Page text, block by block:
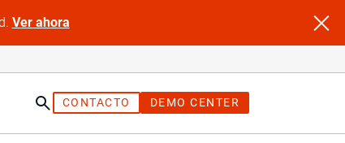
Ver ahora
CONTACTO DEMO CENTER